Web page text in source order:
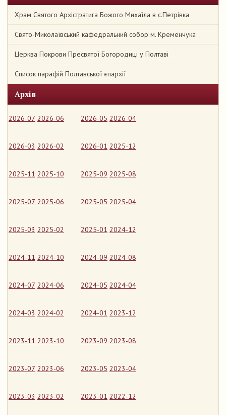
Храм Святого Архістратига Божого Михаїла в с.Петрівка
Свято-Миколаївський кафедральний собор м. Кременчука
Церква Покрови Пресвятої Богородиці у Полтаві
Список парафій Полтавської єпархії
Архів
2026-07 2026-06 2026-05 2026-04
2026-03 2026-02 2026-01 2025-12
2025-11 2025-10 2025-09 2025-08
2025-07 2025-06 2025-05 2025-04
2025-03 2025-02 2025-01 2024-12
2024-11 2024-10 2024-09 2024-08
2024-07 2024-06 2024-05 2024-04
2024-03 2024-02 2024-01 2023-12
2023-11 2023-10 2023-09 2023-08
2023-07 2023-06 2023-05 2023-04
2023-03 2023-02 2023-01 2022-12